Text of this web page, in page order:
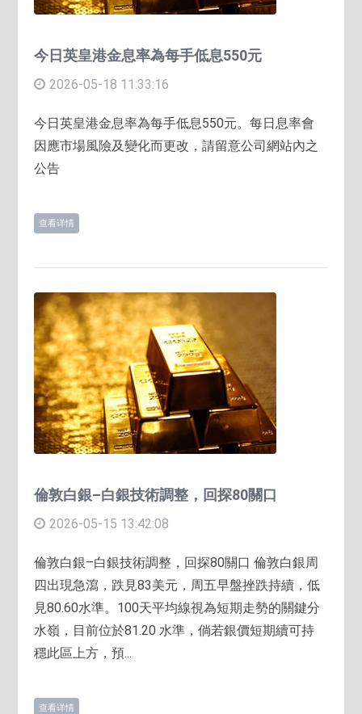
今日英皇港金息率為每手低息550元
2026-05-18 11:33:16
今日英皇港金息率為每手低息550元。每日息率會
因應市場風險及變化而更改，請留意公司網站內之
公告
查看详情
倫敦白銀–白銀技術調整，回探80關口
2026-05-15 13:42:08
倫敦白銀–白銀技術調整，回探80關口 倫敦白銀周
四出現急瀉，跌見83美元，周五早盤挫跌持續，低
見80.60水準。100天平均線視為短期走勢的關鍵分
水嶺，目前位於81.20 水準，倘若銀價短期續可持
穩此區上方，預...
查看详情